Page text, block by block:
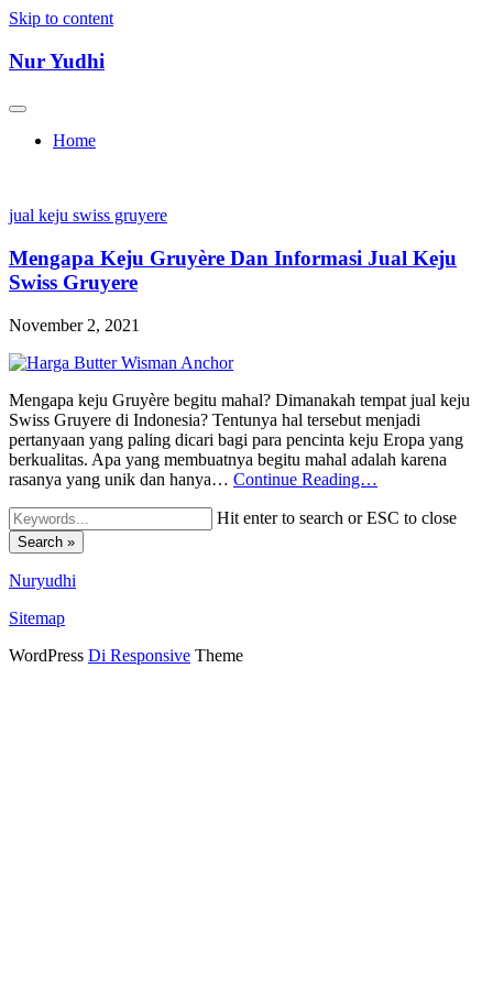
Skip to content
Nur Yudhi
Home
jual keju swiss gruyere
Mengapa Keju Gruyère Dan Informasi Jual Keju
Swiss Gruyere
November 2, 2021
Mengapa keju Gruyère begitu mahal? Dimanakah tempat jual keju
Swiss Gruyere di Indonesia? Tentunya hal tersebut menjadi
pertanyaan yang paling dicari bagi para pencinta keju Eropa yang
berkualitas. Apa yang membuatnya begitu mahal adalah karena
rasanya yang unik dan hanya… Continue Reading…
Hit enter to search or ESC to close
Search »
Nuryudhi
Sitemap
WordPress Di Responsive Theme